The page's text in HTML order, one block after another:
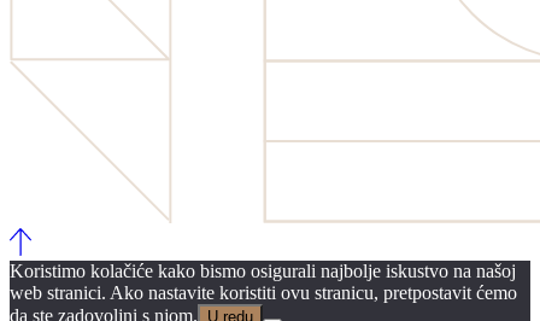
Koristimo kolačiće kako bismo osigurali najbolje iskustvo na našoj
web stranici. Ako nastavite koristiti ovu stranicu, pretpostavit ćemo
da ste zadovoljni s njom.
U redu